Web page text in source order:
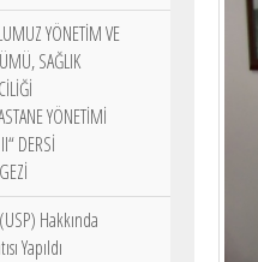
YÖNETİM VE
SAĞLIK
YÖNETİMİ
DERSİ
Hakkında
Yapıldı